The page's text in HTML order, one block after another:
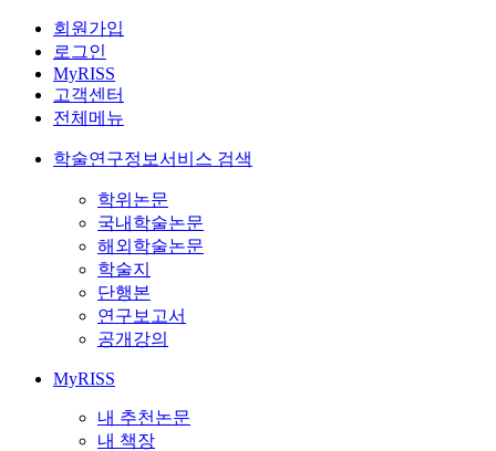
회원가입
로그인
MyRISS
고객센터
전체메뉴
학술연구정보서비스 검색
학위논문
국내학술논문
해외학술논문
학술지
단행본
연구보고서
공개강의
MyRISS
내 추천논문
내 책장